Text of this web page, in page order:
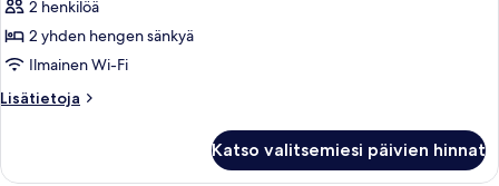
Kahden
hengen
standard-
huone
(kaksi
kuvat
2 henkilöä
2 yhden hengen sänkyä
Ilmainen Wi-Fi
Lisätietoja
Lisätietoja
standard-
Katso valitsemiesi päivien hinnat